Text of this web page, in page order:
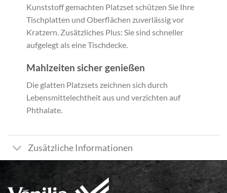
Kunststoff gemachten Platzset schützen Sie Ihre
Tischplatten und Oberflächen zuverlässig vor
Kratzern. Zusätzliches Plus: Sie sind schneller
aufgelegt als eine Tischdecke.
Mahlzeiten sicher genießen
Die glatten Platzsets zeichnen sich durch
Lebensmittelechtheit aus und verzichten auf
Phthalate.
Zusätzliche Informationen